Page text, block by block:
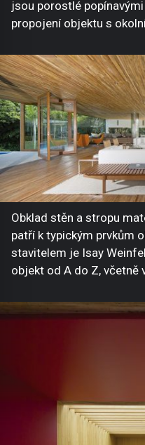
jsou porostlé
propojení objektu s
Obklad stěn a stropu
patří k typickým prvkům
stavitelem je Isay
objekt od A do Z, včetně